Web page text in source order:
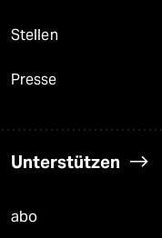
Stellen
Presse
Unterstützen
abo